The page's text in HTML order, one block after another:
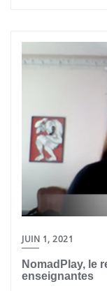
JUIN 1, 2021
NomadPlay, le
enseignantes